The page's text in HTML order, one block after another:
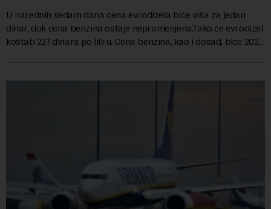
U narednih sedam dana cena evrodizela biće viša za jedan
dinar, dok cena benzina ostaje nepromenjena.Tako će evrodizel
koštati 227 dinara po litru. Cena benzina, kao i dosad, biće 202